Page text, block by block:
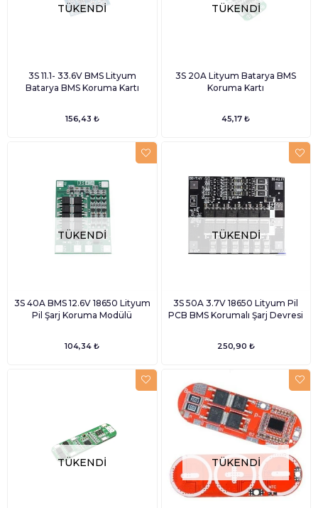
TÜKENDI
3S 11.1- 33.6V BMS Lityum
Batarya BMS Koruma Kartı
156,43 ₺
TÜKENDI
3S 20A Lityum Batarya BMS
Koruma Kartı
45,17 ₺
TÜKENDI
3S 40A BMS 12.6V 18650 Lityum
Pil Şarj Koruma Modülü
104,34 ₺
TÜKENDI
3S 50A 3.7V 18650 Lityum Pil
PCB BMS Korumalı Şarj Devresi
250,90 ₺
TÜKENDI TÜKENDI